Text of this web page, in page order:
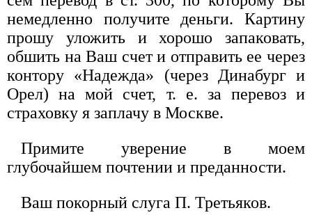
немедленно получите деньги. Картину
прошу уложить и хорошо запаковать,
обшить на Ваш счет и отправить ее через
контору «Надежда» (через Динабург и
Орел) на мой счет, т. е. за перевоз и
страховку я заплачу в Москве.
Примите уверение в моем
глубочайшем почтении и преданности.
Ваш покорный слуга П. Третьяков.